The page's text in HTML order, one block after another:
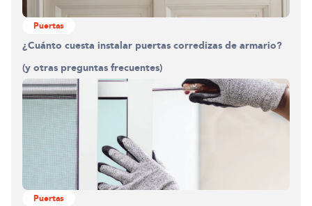
Puertas
¿Cuánto cuesta instalar puertas corredizas de armario?
(y otras preguntas frecuentes)
Puertas